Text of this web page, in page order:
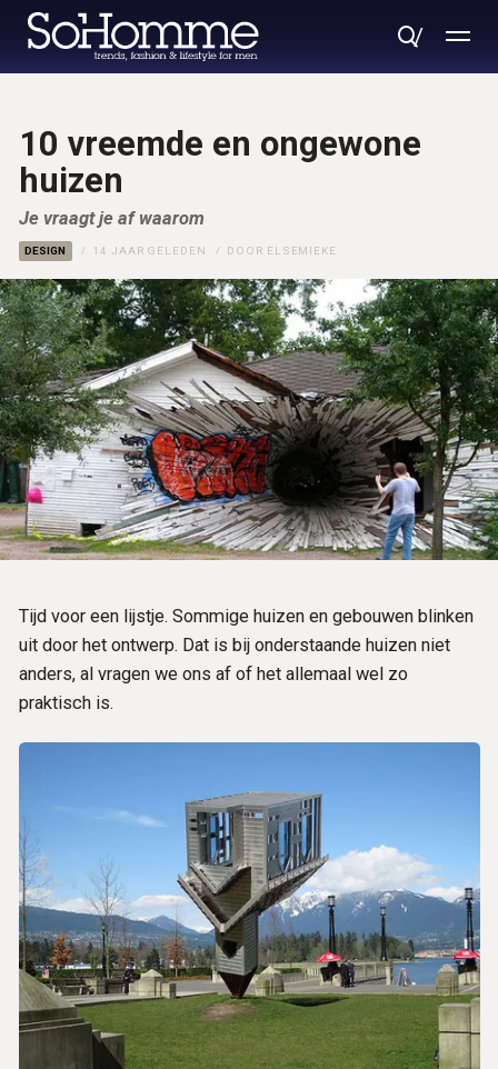
10 vreemde en ongewone
huizen
Je vraagt je af waarom
DESIGN 14 JAAR GELEDEN DOOR ELSEMIEKE
Tijd voor een lijstje. Sommige huizen en gebouwen blinken
uit door het ontwerp. Dat is bij onderstaande huizen niet
anders, al vragen we ons af of het allemaal wel zo
praktisch is.